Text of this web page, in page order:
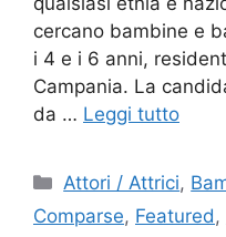
cercano bambine e
i 4 e i 6 anni,
Campania. La
da … Leggi tutto
Categorie
Attori / Attrici,
Comparse, Featured,